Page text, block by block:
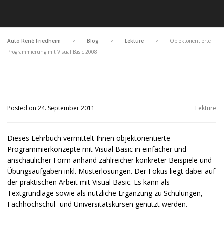
Auto René Friedheim > Blog > Lektüre >
Objektorientierte
Programmierung mit Visual Basic 2008
Posted on 24. September 2011 Lektüre
Dieses Lehrbuch vermittelt Ihnen objektorientierte
Programmierkonzepte mit Visual Basic in einfacher und
anschaulicher Form anhand zahlreicher konkreter Beispiele und
Übungsaufgaben inkl. Musterlösungen. Der Fokus liegt dabei auf
der praktischen Arbeit mit Visual Basic. Es kann als
Textgrundlage sowie als nützliche Ergänzung zu Schulungen,
Fachhochschul- und Universitätskursen genutzt werden.